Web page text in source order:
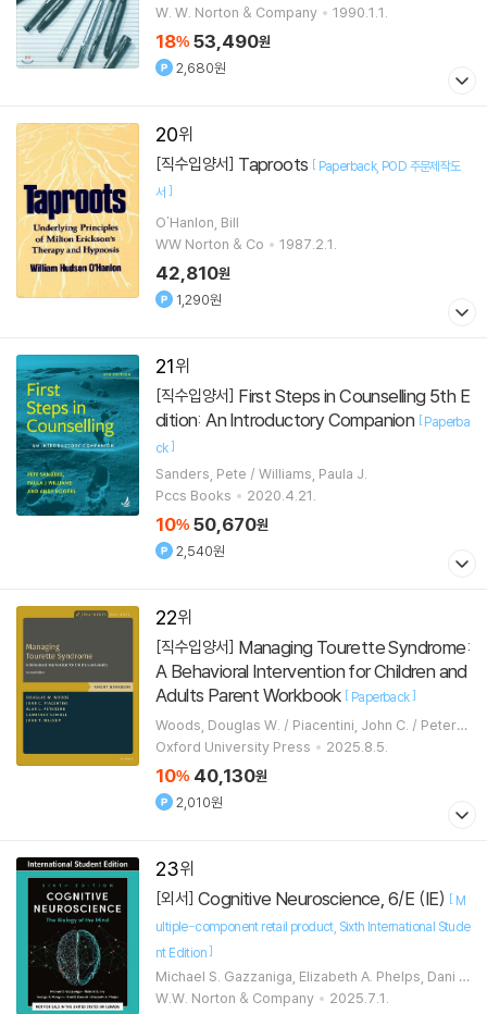
W. W. Norton & Company
1990.1.1.
18% 53,490원
2,680원
20
[직수입양서] Taproots [ Paperback POD 주문제작도
서 ]
O'Hanlon, Bill
WW Norton & Co
1987.2.1.
42,810원
1,290원
21
[직수입양서]
dition: An Introductory Companion [Paperba
ck]
Sanders, Pete / Williams, Paula J.
Pccs Books
2020.4.21.
10% 50,670원
2,540원
22
[직수입양서]
A Behavioral Intervention for Children and
Adults Parent Workbook [ Paperback]
Woods, Douglas W. / Piacentini, John C. / Peters
on, Alan L.
Oxford University Press 2025.8.5.
10% 40,130원
2,010원
23
[외서] Cognitive Neuroscience, 6/E (IE) [ M
ultiple-component retail product Sixth International Stude
nt Edition]
Michael S. Gazzaniga, Elizabeth A. Phelps, Dani S.
Bassett, George R. Mangun, Richard B Ivry
W.W. Norton & Company 2025.7.1.